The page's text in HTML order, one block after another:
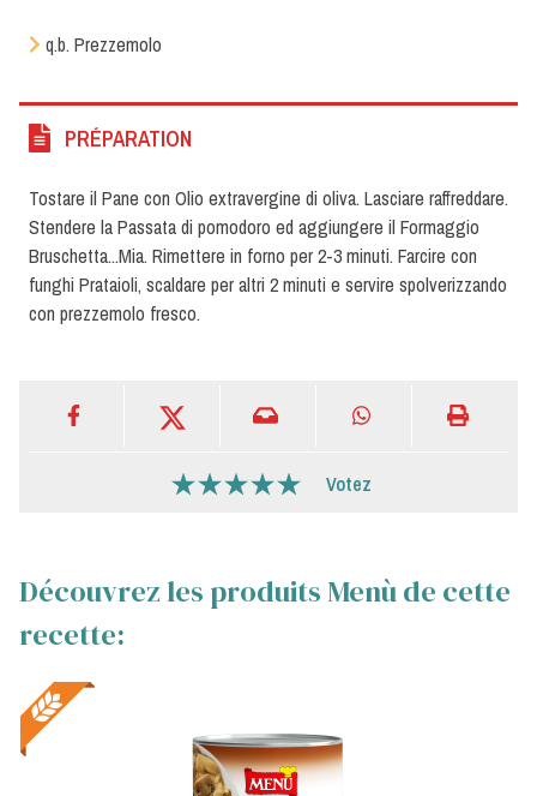
q.b. Prezzemolo
PRÉPARATION
Tostare il Pane con Olio extravergine di oliva. Lasciare raffreddare.
Stendere la Passata di pomodoro ed aggiungere il Formaggio
Bruschetta...Mia. Rimettere in forno per 2-3 minuti. Farcire con
funghi Prataioli, scaldare per altri 2 minuti e servire spolverizzando
con prezzemolo fresco.
Votez
Découvrez les produits Menù de cette
recette: